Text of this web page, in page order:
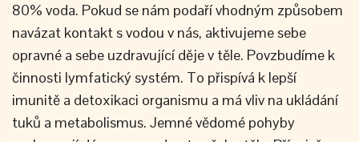
80% voda. Pokud se nám podaří vhodným způsobem
navázat kontakt s vodou v nás, aktivujeme sebe
opravné a sebe uzdravující děje v těle. Povzbudíme k
činnosti lymfatický systém. To přispívá k lepší
imunitě a detoxikaci organismu a má vliv na ukládání
tuků a metabolismus. Jemné vědomé pohyby